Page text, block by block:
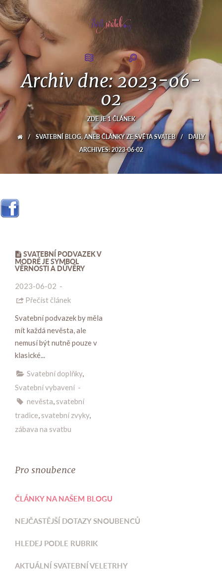
Archiv dne:2023-06-
02
ZDE JE 1 ČLÁNEK
/ SVATEBNÍ BLOG, ANEB ČLÁNKY ZE SVĚTA SVATEB /
DAILY
ARCHIVES: 2023-06-02
SVATEBNÍ PODVAZEK V
MODRÉ JE SYMBOL
VĚRNOSTI A DŮVĚRY
2023-06-02 -
Přečíst článek
Svatební podvazek by měla
mít každá nevěsta, ale
nemusí být nutně pouze v
klasické...
Svatební doplňky,
Svatební vybavení -
nevěsta svatební
tradice svatební zvyky,
zábava na svatbu
Pro snoubence
ČLÁNKY NA NAŠEM BLOGU
NEJČASTĚJŠÍ DOTAZY SNOUBENCŮ
HLEDEJ PODLE RUBRIK
AKTUÁLNÍ SVATEBNÍ VELETRHY